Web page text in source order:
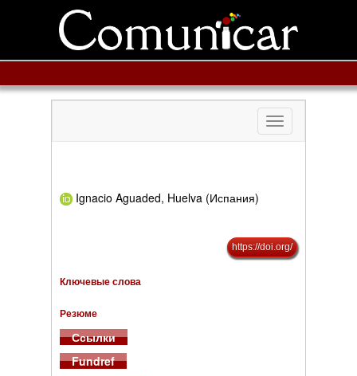
Toggle
navigation
Ignacio Aguaded, Huelva (Испания)
https://doi.org/
Ключевые слова
Резюме
Ссылки
Fundref